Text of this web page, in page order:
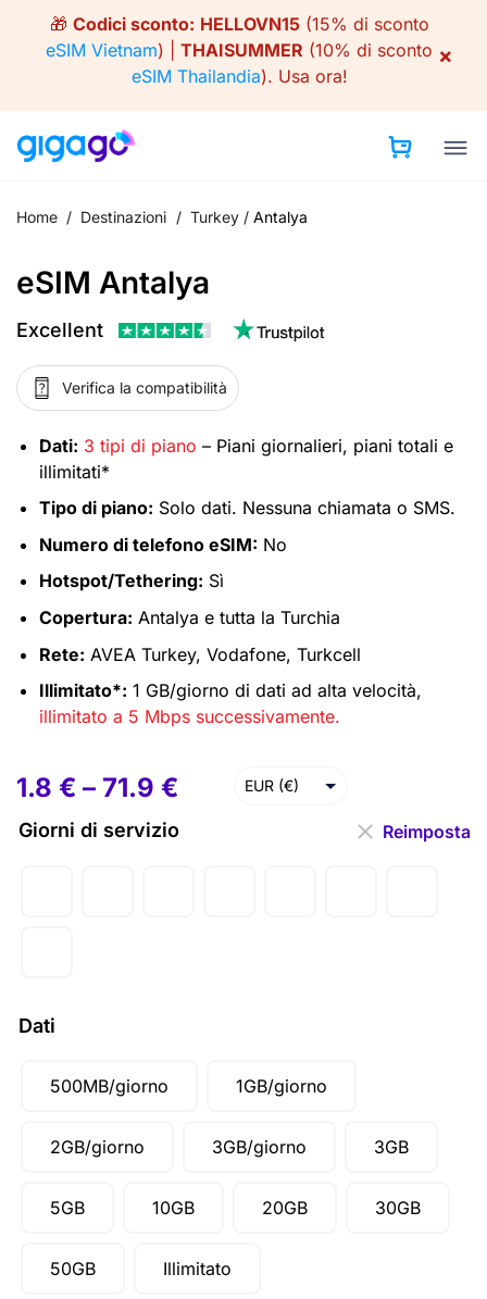
content
🎁 Codici sconto: HELLOVN15(15% di sconto
eSIM Vietnam) | THAISUMMER (10% di sconto
eSIM Thailandia). Usa ora!
×
Home / Destinazioni / Turkey / Antalya
eSIM Antalya
Excellent
Verifica la compatibilità
Dati: 3 tipi di piano – Piani giornalieri, piani totali e
illimitati*
Tipo di piano: Solo dati. Nessuna chiamata o SMS.
Numero di telefono eSIM: No
Hotspot/Tethering: Sì
Copertura: Antalya e tutta la Turchia
Rete: AVEA Turkey, Vodafone, Turkcell
Illimitato*: 1 GB/giorno di dati ad alta velocità,
illimitato a 5 Mbps successivamente.
1.8 € – 71.9 € EUR (€)
Giorni di servizio
Dati
500MB/giorno 1GB/giorno
2GB/giorno 3GB/giorno 3GB
5GB 10GB 20GB 30GB
50GB Illimitato
Reimposta